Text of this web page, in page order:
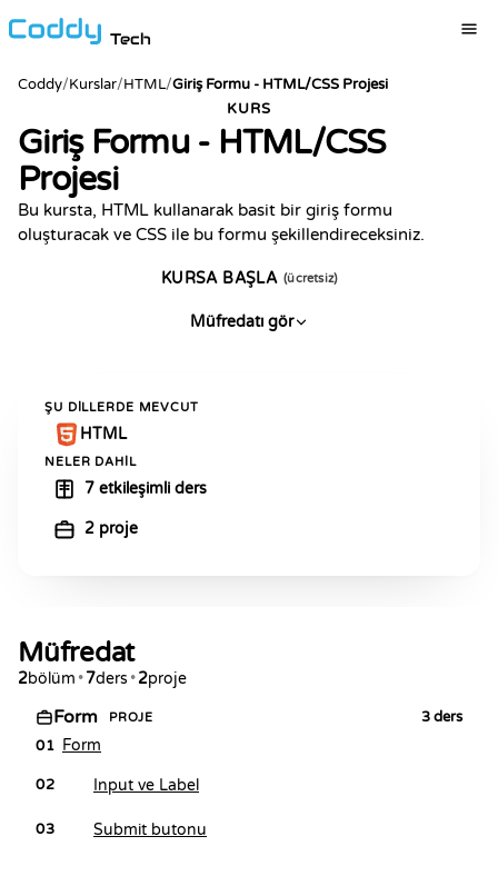
Tech
Coddy/Kurslar/HTML/Giriş Formu - HTML/CSS Projesi
KURS
Giriş Formu - HTML/CSS
Projesi
Bu kursta, HTML kullanarak basit bir giriş formu
oluşturacak ve CSS ile bu formu şekillendireceksiniz.
KURSA BAŞLA (ücretsiz)
Müfredatı gör
ŞU DILLERDE MEVCUT
HTML
NELER DAHIL
7 etkileşimli ders
2 proje
Müfredat
2bölüm •7ders •2proje
Form PROJE 3ders
01 Form
02 Input ve Label
03 Submit butonu